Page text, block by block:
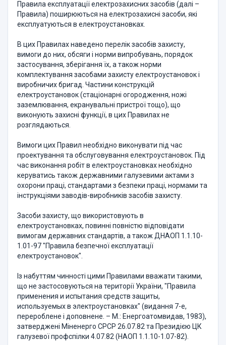
Правила експлуатації електрозахисних засобів (далі –
Правила) поширюються на електрозахисні засоби, які
експлуатуються в електроустановках.
В цих Правилах наведено перелік засобів захисту,
вимоги до них, обсяги і норми випробувань, порядок
застосування, зберігання їх, а також норми
комплектування засобами захисту електроустановок і
виробничих бригад. Частини конструкцій
електроустановок (стаціонарні огородження, ножі
заземлювання, екранувальні пристрої тощо), що
виконують захисні функції, в цих Правилах не
розглядаються.
Вимоги цих Правил необхідно виконувати під час
проектування та обслуговування електроустановок. Під
час виконання робіт в електроустановках необхідно
керуватись також державними галузевими актами з
охорони праці, стандартами з безпеки праці, нормами та
інструкціями заводів-виробників засобів захисту.
Засоби захисту, що використовують в
електроустановках, повинні повністю відповідати
вимогам державних стандартів, а також ДНАОП 1.1.10-
1.01-97 "Правила безпечної експлуатації
електроустановок".
Із набуттям чинності цими Правилами вважати такими,
що не застосовуються на території України, "Правила
применения и испытания средств защиты,
используемых в электроустановках" (видання 7-е,
перероблене і доповнене. – М.: Енергоатомвидав, 1983),
затверджені Міненерго СРСР 26.07.82 та Президією ЦК
галузевої профспілки 4.07.82 (НАОП 1.1.10-1.07-82).